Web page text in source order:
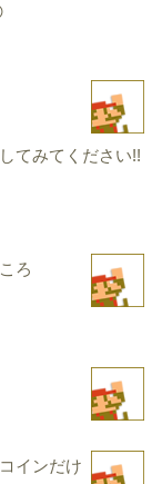
てみてください!!
ろ
インだけ